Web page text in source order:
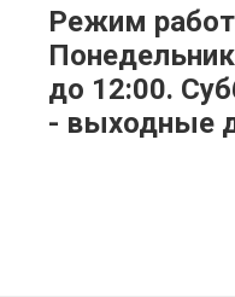
Режим
до 12:00.
- выходные